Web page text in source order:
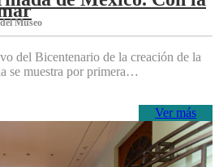
Museo‌
del Bicentenario de la creación de la
se muestra por primera…
Ver más